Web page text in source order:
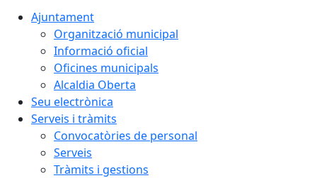
Ajuntament
Organització municipal
Informació oficial
Oficines municipals
Alcaldia Oberta
Seu electrònica
Serveis i tràmits
Convocatòries de personal
Serveis
Tràmits i gestions